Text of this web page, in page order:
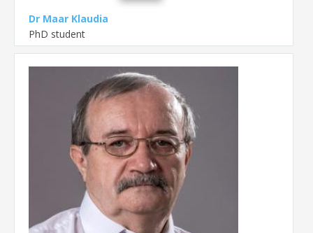
Dr Maar Klaudia
PhD student